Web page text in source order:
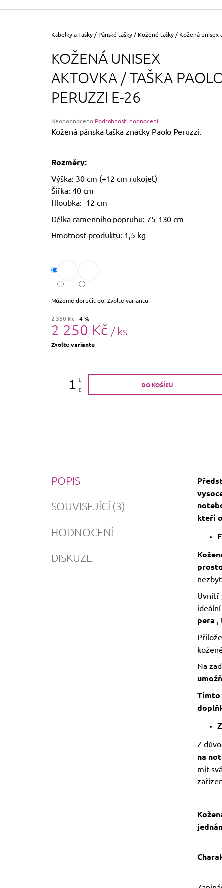
Domů
Kabelky a Tašky / Pánské tašky / Kožené tašky / Kožená unisex
KOŽENÁ UNISEX
AKTOVKA / TAŠKA
PERUZZI E-26
Průměrné
hodnocení
z
hvězdiček.
Neohodnoceno Podrobnosti hodnocení
Kožená pánska taška značky Paolo Peruzzi.
Rozměry:
Výška: 30 cm (+12 cm rukojeť)
Šířka: 40 cm
Hloubka: 12 cm
Délka ramenního popruhu: 75-130 cm
Hmotnost produktu: 1,5 kg
Můžeme doručit do:Zvolte variantu
2 350 Kč–4 %
2 250 Kč / ks
Měrná
Zvolte variantu
DO KOŠÍKU
POPIS
SOUVISEJÍCÍ (3)
HODNOCENÍ
DISKUZE
kteří
Uvnitř
ideální
pera ,
Na
Tímto
Z
na
mít